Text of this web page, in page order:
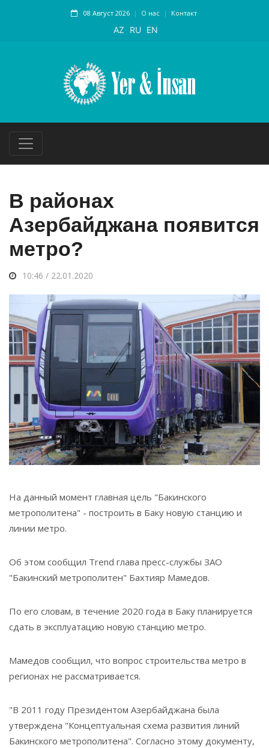
08 Август 2026 О нас Контакт
AZ RU EN
В районах
Азербайджана появится
метро?
10:46 / 22.01.2020
На данный момент главная цель "Бакинского
метрополитена" - построить в Баку новую станцию и
линии метро.
Об этом сообщил Trend глава пресс-службы ЗАО
"Бакинский метрополитен" Бахтияр Мамедов.
По его словам, в течение 2020 года в Баку планируется
сдать в эксплуатацию новую станцию метро.
Мамедов сообщил, что вопрос строительства метро в
регионах не рассматривается.
"В 2011 году Президентом Азербайджана была
утверждена "Концептуальная схема развития линий
Бакинского метрополитена". Согласно этому документу,